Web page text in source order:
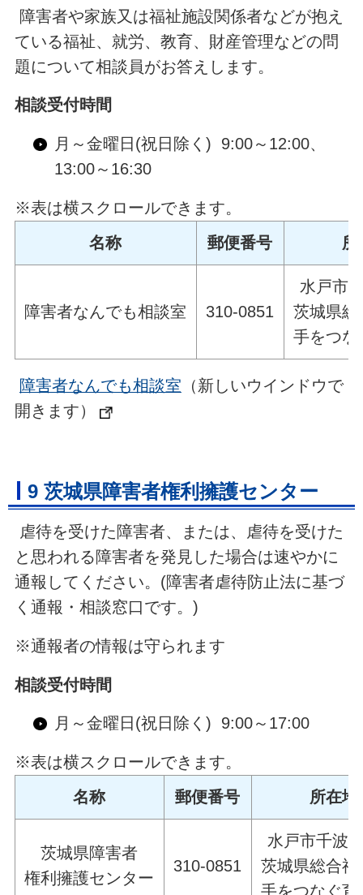
障害者や家族又は福祉施設関係者などが抱え
ている福祉、就労、教育、財産管理などの問
題について相談員がお答えします。
相談受付時間
月～金曜日(祝日除く) 9:00～12:00、
13:00～16:30
※表は横スクロールできます。
名称
郵便番号 所
障害者なんでも相談室 310-0851
水戸市
茨城県総
手をつな
障害者なんでも相談室 （新しいウインドウで
開きます）
9 茨城県障害者権利擁護センター
虐待を受けた障害者、または、虐待を受けた
と思われる障害者を発見した場合は速やかに
通報してください。(障害者虐待防止法に基づ
く通報・相談窓口です。)
※通報者の情報は守られます
相談受付時間
月～金曜日(祝日除く) 9:00～17:00
※表は横スクロールできます。
名称
郵便番号 所在地
茨城県障害者
権利擁護センター
310-0851
水戸市千波
茨城県総合福
手をつなぐ育